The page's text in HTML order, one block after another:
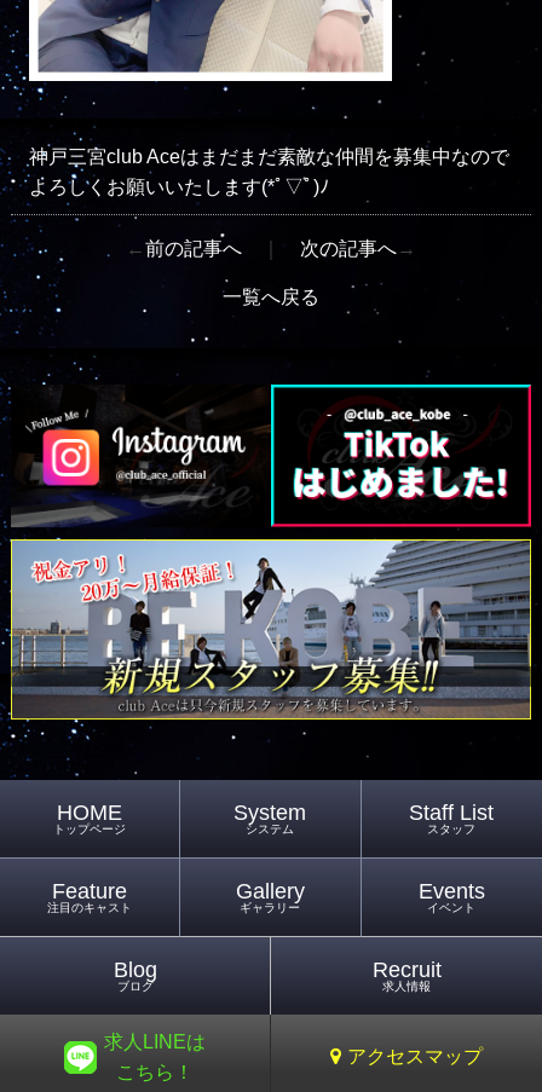
神戸三宮club Aceはまだまだ素敵な仲間を募集中なので
よろしくお願いいたします(*ﾟ▽ﾟ)ﾉ
←前の記事へ 次の記事へ→
一覧へ戻る
HOME
トップページ
System
システム
Staff List
スタッフ
Feature
注目のキャスト
Gallery
ギャラリー
Events
イベント
Blog
ブログ
Recruit
求人情報
求人LINEは
こちら！
アクセスマップ